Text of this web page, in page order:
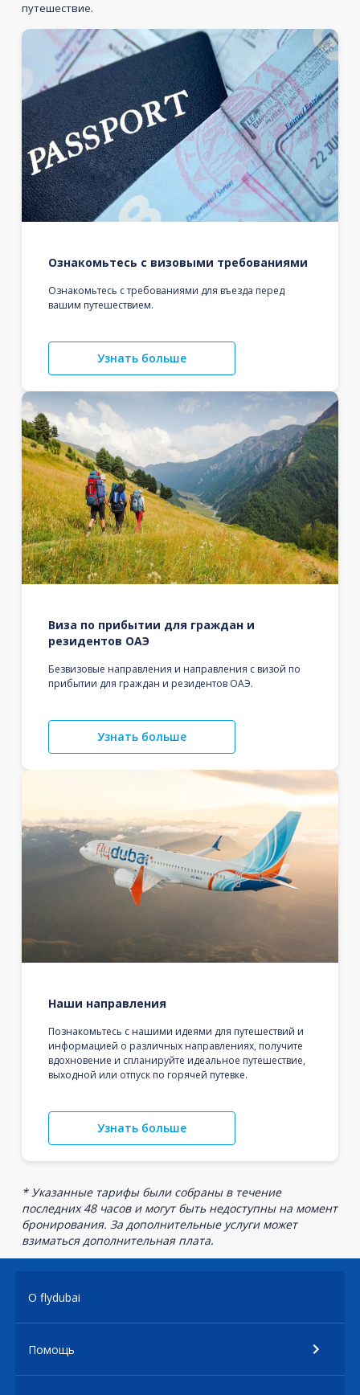
путешествие.
Ознакомьтесь с визовыми требованиями
Ознакомьтесь с требованиями для въезда перед
вашим путешествием.
Узнать больше
Виза по прибытии для граждан и
резидентов ОАЭ
Безвизовые направления и направления с визой по
прибытии для граждан и резидентов ОАЭ.
Узнать больше
Наши направления
Познакомьтесь с нашими идеями для путешествий и
информацией о различных направлениях, получите
вдохновение и спланируйте идеальное путешествие,
выходной или отпуск по горячей путевке.
Узнать больше
* Указанные тарифы были собраны в течение
последних 48 часов и могут быть недоступны на момент
бронирования. За дополнительные услуги может
взиматься дополнительная плата.
О flydubai
Помощь